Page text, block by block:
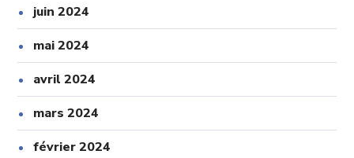
juin 2024
mai 2024
avril 2024
mars 2024
février 2024